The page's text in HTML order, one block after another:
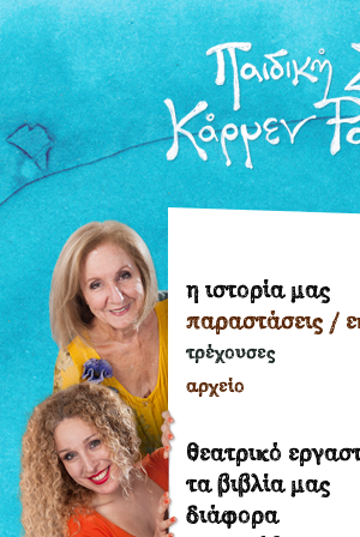
η ιστορία μας
παραστάσεις /
τρέχουσες
αρχείο
θεατρικό
τα βιβλία μας
διάφορα
η
ιστορία
μας
παραστάσεις
/
εκδηλώσεις
τρέχουσες
αρχείο